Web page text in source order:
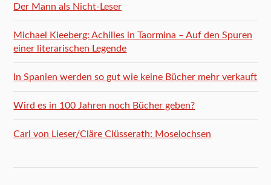
Der Mann als Nicht-Leser
Michael Kleeberg: Achilles in Taormina – Auf den Spuren
einer literarischen Legende
In Spanien werden so gut wie keine Bücher mehr verkauft
Wird es in 100 Jahren noch Bücher geben?
Carl von Lieser/Cläre Clüsserath: Moselochsen